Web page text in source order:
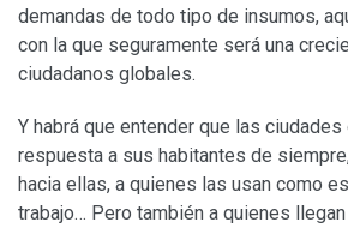
demandas de todo tipo de insumos,
con la que seguramente será una
ciudadanos globales.
Y habrá que entender que las ciudades
respuesta a sus habitantes de
hacia ellas, a quienes las usan como
trabajo… Pero también a quienes